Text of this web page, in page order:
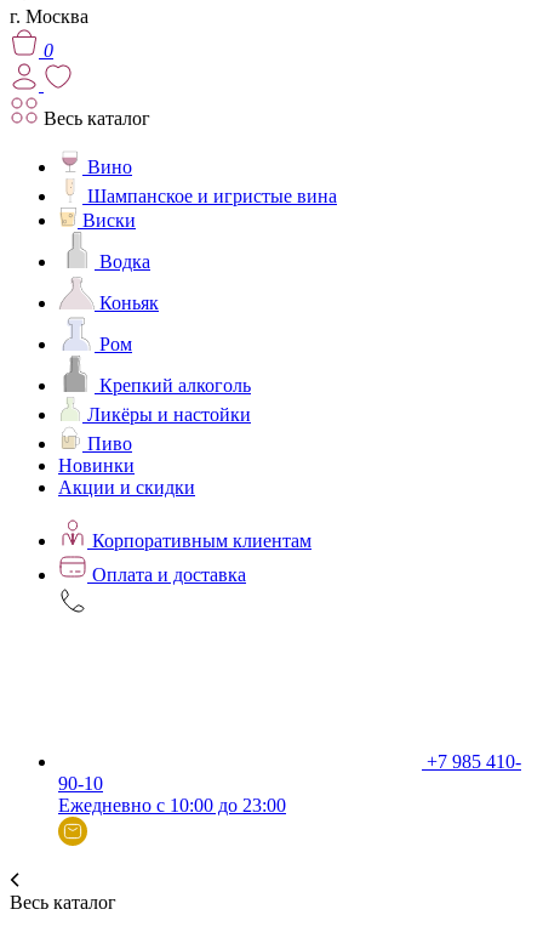
г. Москва
0
Весь каталог
Вино
Шампанское и игристые вина
Виски
Водка
Коньяк
Ром
Крепкий алкоголь
Ликёры и настойки
Пиво
Новинки
Акции и скидки
Корпоративным клиентам
Оплата и доставка
+7 985 410-
90-10
Ежедневно с 10:00 до 23:00
Весь каталог